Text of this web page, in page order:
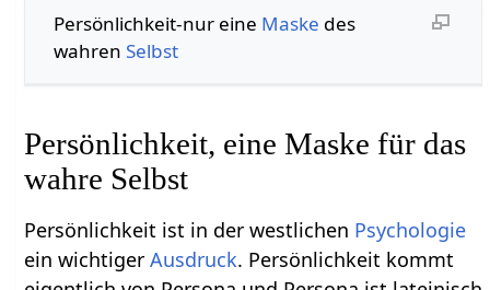
Persönlichkeit-nur eine Maske des
wahren Selbst
Persönlichkeit, eine Maske für das
wahre Selbst
Persönlichkeit ist in der westlichen Psychologie
ein wichtigerAusdruck. Persönlichkeit kommt